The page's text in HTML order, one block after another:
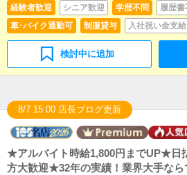
経験者歓迎
シニア歓迎 学歴不問 履歴書
車･バイク通勤可
制服貸与 入社祝い金支給
検討中に追加
8/7 15:00 店長ブログ更新
★アルバイト時給1,800円までUP★日
方大歓迎★32年の実績！業界大手なら